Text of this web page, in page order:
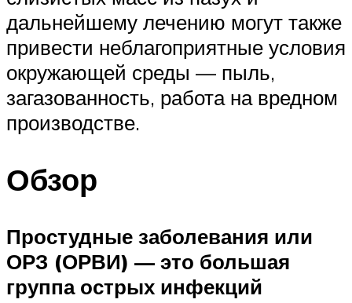
дальнейшему лечению могут также
привести неблагоприятные условия
окружающей среды — пыль,
загазованность, работа на вредном
производстве.
Обзор
Простудные заболевания или
ОРЗ (ОРВИ) — это большая
группа острых инфекций